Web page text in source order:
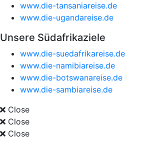
www.die-tansaniareise.de
www.die-ugandareise.de
Unsere Südafrikaziele
www.die-suedafrikareise.de
www.die-namibiareise.de
www.die-botswanareise.de
www.die-sambiareise.de
Close
Close
Close